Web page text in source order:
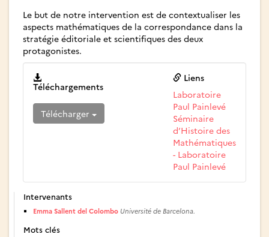
Le but de notre intervention est de contextualiser les
aspects mathématiques de la correspondance dans la
stratégie éditoriale et scientifiques des deux
protagonistes.
Téléchargements
Télécharger
Liens
Laboratoire
Paul Painlevé
Séminaire
d’Histoire des
Mathématiques
- Laboratoire
Paul Painlevé
Intervenants
Emma Sallent del Colombo Université de Barcelona.
Mots clés